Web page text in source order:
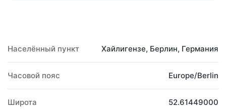
Населённый пункт Хайлигензе, Берлин, Германия
Часовой пояс Europe/Berlin
Широта 52.61449000